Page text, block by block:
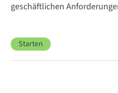
geschäftlichen
Starten